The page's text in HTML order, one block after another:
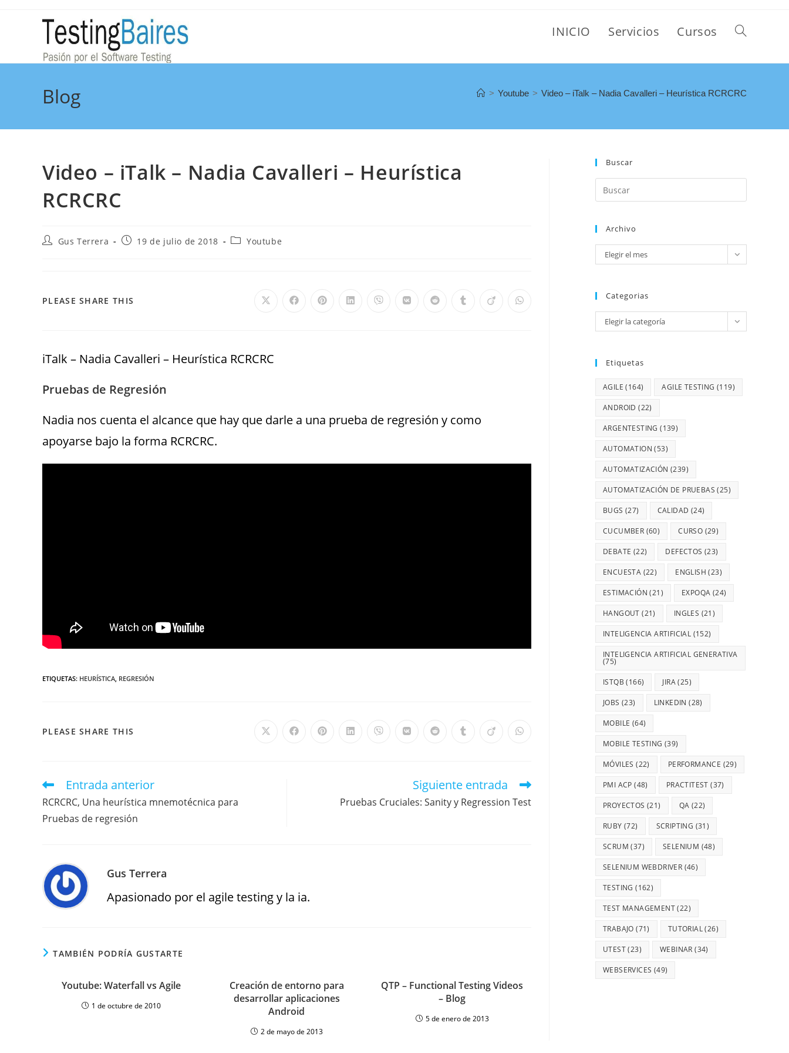
INICIO Servicios Cursos
Blog > Youtube > Video – iTalk – Nadia Cavalleri – Heurística RCRCRC
Video – iTalk – Nadia Cavalleri – Heurística
RCRCRC
Gus Terrera 19 de julio de 2018 Youtube
PLEASE SHARE THIS
iTalk – Nadia Cavalleri – Heurística RCRCRC
Pruebas de Regresión
Nadia nos cuenta el alcance que hay que darle a una prueba de regresión y como
apoyarse bajo la forma RCRCRC.
ETIQUETAS: HEURÍSTICA, REGRESIÓN
PLEASE SHARE THIS
Entrada anterior
RCRCRC, Una heurística mnemotécnica para
Pruebas de regresión
Siguiente entrada
Pruebas Cruciales: Sanity y Regression Test
Gus Terrera
Apasionado por el agile testing y la ia.
TAMBIÉN PODRÍA GUSTARTE
Youtube: Waterfall vs Agile
1 de octubre de 2010
Creación de entorno para
desarrollar aplicaciones
Android
2 de mayo de 2013
QTP – Functional Testing Videos
– Blog
5 de enero de 2013
Buscar
Archivo
Elegir el mes
Categorias
Elegir la categoría
Etiquetas
AGILE (164) AGILE TESTING (119)
ANDROID (22)
ARGENTESTING (139)
AUTOMATION (53)
AUTOMATIZACIÓN (239)
AUTOMATIZACIÓN DE PRUEBAS (25)
BUGS (27) CALIDAD (24)
CUCUMBER (60) CURSO (29)
DEBATE (22) DEFECTOS (23)
ENCUESTA (22) ENGLISH (23)
ESTIMACIÓN (21) EXPOQA (24)
HANGOUT (21) INGLES (21)
INTELIGENCIA ARTIFICIAL (152)
INTELIGENCIA ARTIFICIAL GENERATIVA
(75)
ISTQB (166) JIRA(25)
JOBS (23) LINKEDIN (28)
MOBILE (64)
MOBILE TESTING (39)
MÓVILES (22) PERFORMANCE (29)
PMI ACP (48) PRACTITEST (37)
PROYECTOS (21) QA (22)
RUBY (72) SCRIPTING (31)
SCRUM (37) SELENIUM (48)
SELENIUM WEBDRIVER (46)
TESTING (162)
TEST MANAGEMENT(22)
TRABAJO (71) TUTORIAL(26)
UTEST(23) WEBINAR (34)
WEBSERVICES (49)